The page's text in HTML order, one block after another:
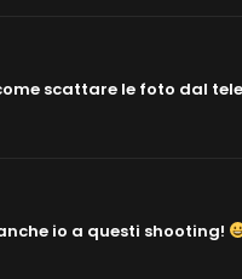
scattare le foto dal
io a questi shooting!